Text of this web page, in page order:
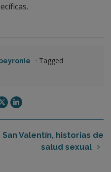
· Tagged
San Valentín, historias de
salud sexual